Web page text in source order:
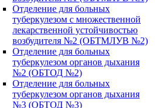
Отделение для больных
туберкулезом с множественной
лекарственной устойчивостью
возбудителя №2 (ОБТМЛУВ №2)
Отделение для больных
туберкулезом органов дыхания
№2 (ОБТОД №2)
Отделение для больных
туберкулезом органов дыхания
№3 (ОБТОД №3)